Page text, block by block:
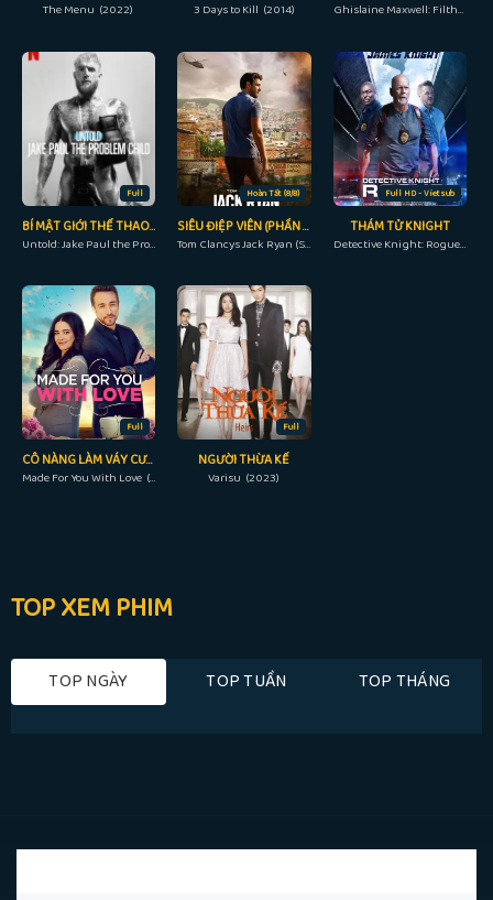
The Menu (2022) 3 Days to Kill (2014) Ghislaine Maxwell: Filthy Rich (2022)
Full
BÍ MẬT GIỚI THỂ THAO: JAKE PAUL, ĐỨA TRẺ NGỖ NGHỊCH
Untold: Jake Paul the Problem Child (20023)
Hoàn Tất (8/8)
SIÊU ĐIỆP VIÊN (PHẦN 2)
Tom Clancys Jack Ryan (Season 2) (2022)
Full HD - Vietsub
THÁM TỬ KNIGHT
Detective Knight: Rogue (2022)
Full
CÔ NÀNG LÀM VÁY CƯỚI
Made For You With Love (2019)
Full
NGƯỜI THỪA KẾ
Varisu (2023)
TOP XEM PHIM
TOP NGÀY TOP TUẦN TOP THÁNG